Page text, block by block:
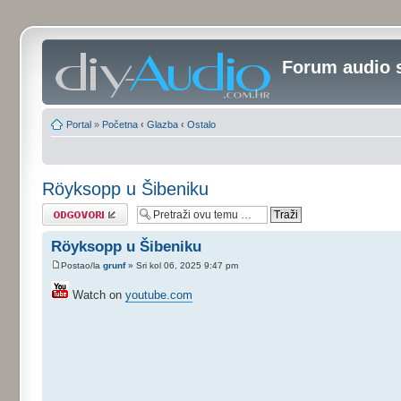
Forum audio
Portal » Početna ‹ Glazba ‹ Ostalo
Röyksopp u Šibeniku
Odgovori
Röyksopp u Šibeniku
Postao/lagrunf» Sri kol 06, 2025 9:47 pm
Watch onyoutube.com